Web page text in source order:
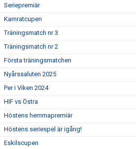
Seriepremiär
Kamratcupen
Träningsmatch nr 3
Träningsmatch nr 2
Första träningsmatchen
Nyårssaluten 2025
Per i Viken 2024
HIF vs Östra
Höstens hemmapremiär
Höstens seriespel är igång!
Eskilscupen